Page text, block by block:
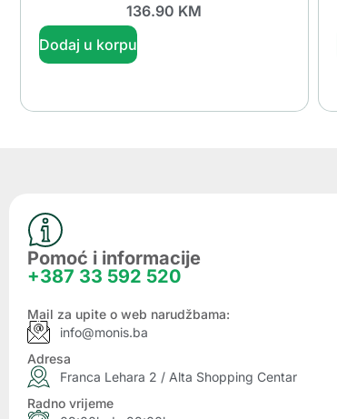
136.90 KM
Dodaj u korpu
Pomoć i informacije
+387 33 592 520
Mail za upite o web narudžbama:
info@monis.ba
Adresa
Franca Lehara 2 / Alta Shopping Centar
Radno vrijeme